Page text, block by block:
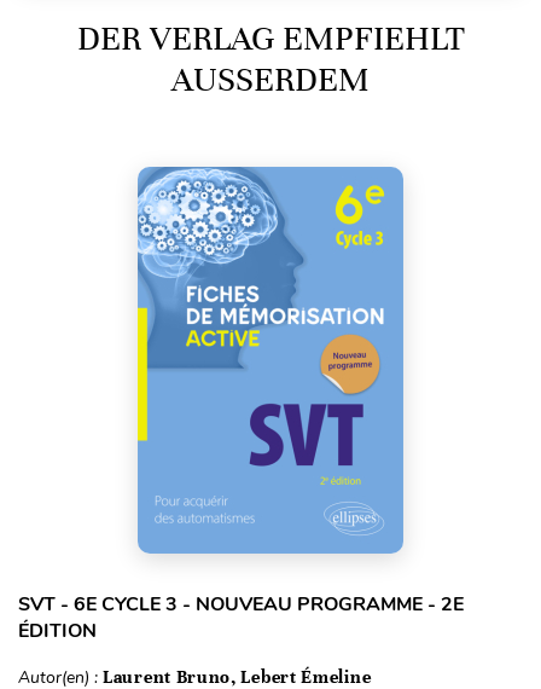
DER VERLAG EMPFIEHLT
AUSSERDEM
SVT - 6E CYCLE 3 - NOUVEAU PROGRAMME - 2E
ÉDITION
Autor(en) : Laurent Bruno, Lebert Émeline